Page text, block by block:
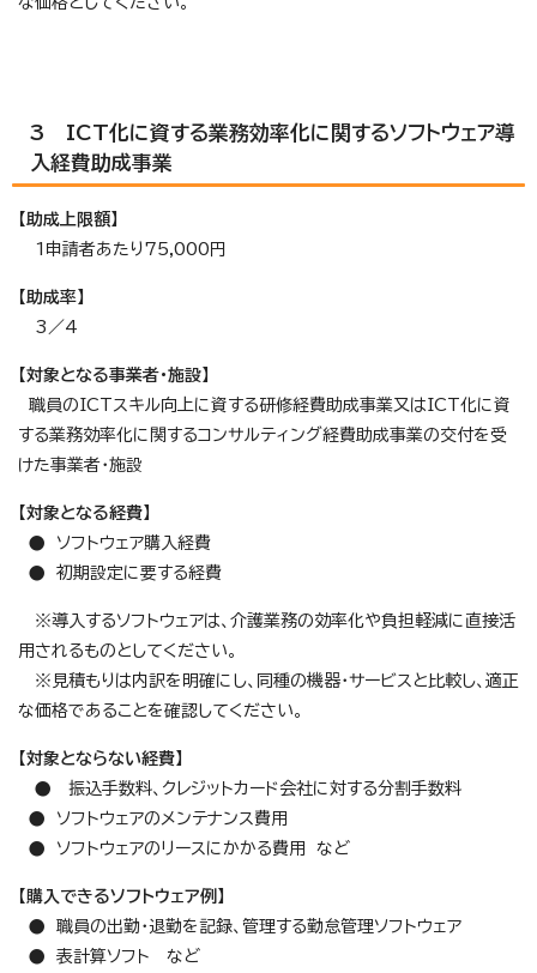
3 ICT化に資する業務効率化に関するソフトウェア導
入経費助成事業
【助成上限額】
1申請者あたり75,000円
【助成率】
3／4
【対象となる事業者・施設】
職員のICTスキル向上に資する研修経費助成事業又はICT化に資
する業務効率化に関するコンサルティング経費助成事業の交付を受
けた事業者・施設
【対象となる経費】
● ソフトウェア購入経費
● 初期設定に要する経費
※導入するソフトウェアは、介護業務の効率化や負担軽減に直接活
用されるものとしてください。
※見積もりは内訳を明確にし、同種の機器・サービスと比較し、適正
な価格であることを確認してください。
【対象とならない経費】
● 振込手数料、クレジットカード会社に対する分割手数料
● ソフトウェアのメンテナンス費用
● ソフトウェアのリースにかかる費用 など
【購入できるソフトウェア例】
● 職員の出勤・退勤を記録、管理する勤怠管理ソフトウェア
● 表計算ソフト など